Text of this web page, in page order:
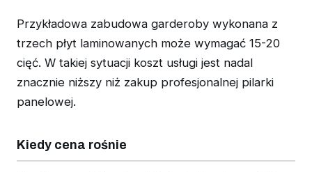
Przykładowa zabudowa garderoby wykonana z
trzech płyt laminowanych może wymagać 15-20
cięć. W takiej sytuacji koszt usługi jest nadal
znacznie niższy niż zakup profesjonalnej pilarki
panelowej.
Kiedy cena rośnie